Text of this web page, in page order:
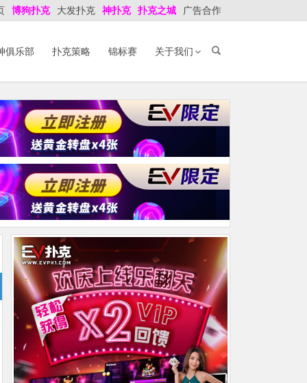
博狗扑克 大发扑克 神扑克 扑克之城 广告合作
俱乐部 扑克策略 锦标赛 关于我们